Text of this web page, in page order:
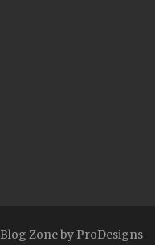
Blog Zone by ProDesigns